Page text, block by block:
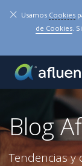
× Usamos Cookies
de Cookies.
Blog
Tendencias y